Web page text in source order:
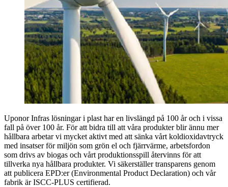
Uponor Infras lösningar i plast har en livslängd på 100 år och i vissa
fall på över 100 år. För att bidra till att våra produkter blir ännu mer
hållbara arbetar vi mycket aktivt med att sänka vårt koldioxidavtryck
med insatser för miljön som grön el och fjärrvärme, arbetsfordon
som drivs av biogas och vårt produktionsspill återvinns för att
tillverka nya hållbara produkter. Vi säkerställer transparens genom
att publicera EPD:er (Environmental Product Declaration) och vår
fabrik är ISCC-PLUS certifierad.